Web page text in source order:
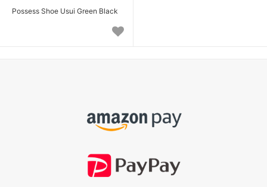
Possess Shoe Usui Green Black